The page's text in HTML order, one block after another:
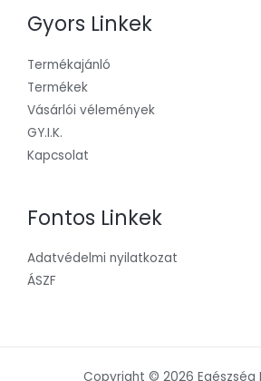
Gyors Linkek
Termékajánló
Termékek
Vásárlói vélemények
GY.I.K.
Kapcsolat
Fontos Linkek
Adatvédelmi nyilatkozat
ÁSZF
Copyright © 2026 Egészség